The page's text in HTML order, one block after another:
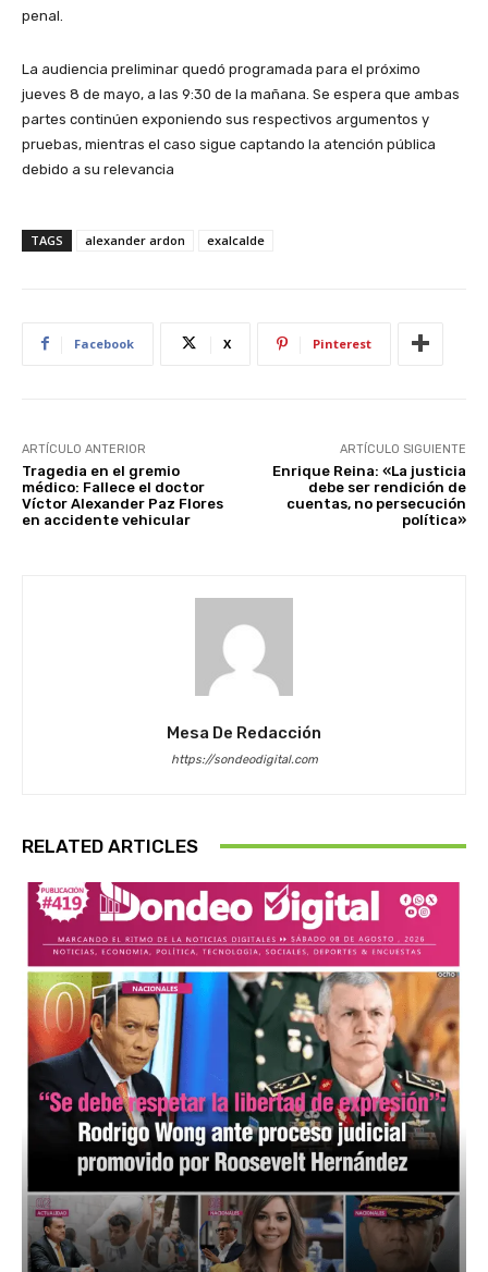
penal.
La audiencia preliminar quedó programada para el próximo
jueves 8 de mayo, a las 9:30 de la mañana. Se espera que ambas
partes continúen exponiendo sus respectivos argumentos y
pruebas, mientras el caso sigue captando la atención pública
debido a su relevancia
TAGS alexander ardon exalcalde
Facebook X Pinterest
ARTÍCULO ANTERIOR
Tragedia en el gremio
médico: Fallece el doctor
Víctor Alexander Paz Flores
en accidente vehicular
ARTÍCULO SIGUIENTE
Enrique Reina: «La justicia
debe ser rendición de
cuentas, no persecución
política»
Mesa De Redacción
https://sondeodigital.com
RELATED ARTICLES